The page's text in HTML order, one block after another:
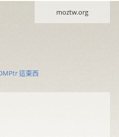
moztw.org
這東西